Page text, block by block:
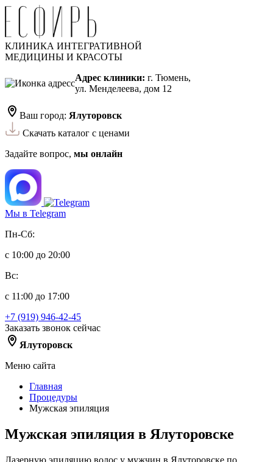
КЛИНИКА ИНТЕГРАТИВНОЙ
МЕДИЦИНЫ И КРАСОТЫ
Адрес клиники: г. Тюмень,
ул. Менделеева, дом 12
Ваш город: Ялуторовск
Скачать каталог с ценами
Задайте вопрос, мы онлайн
Мы в Telegram
Пн-Сб:
с 10:00 до 20:00
Вс:
с 11:00 до 17:00
+7 (919) 946-42-45
Заказать звонок сейчас
Ялуторовск
Меню сайта
Главная
Процедуры
Мужская эпиляция
Мужская эпиляция в Ялуторовске
Лазерную эпиляцию волос у мужчин в Ялуторовске по